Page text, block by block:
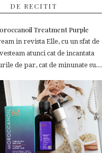
DE RECITIT
Treatment Purple
in revista Elle, cu un sfat de
atunci cat de incantata
de par, cat de minunate su...